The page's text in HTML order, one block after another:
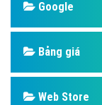
Google
Bảng giá
Web Store